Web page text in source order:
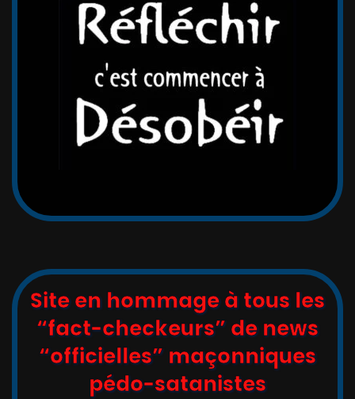
Site en hommage à tous les
“fact-checkeurs” de news
“officielles” maçonniques
pédo-satanistes